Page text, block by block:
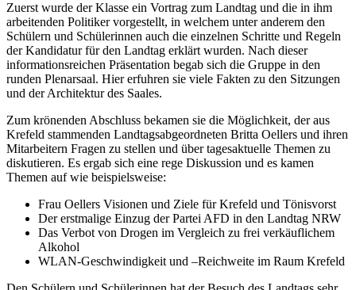
Zuerst wurde der Klasse ein Vortrag zum Landtag und die in ihm
arbeitenden Politiker vorgestellt, in welchem unter anderem den
Schülern und Schülerinnen auch die einzelnen Schritte und Regeln
der Kandidatur für den Landtag erklärt wurden. Nach dieser
informationsreichen Präsentation begab sich die Gruppe in den
runden Plenarsaal. Hier erfuhren sie viele Fakten zu den Sitzungen
und der Architektur des Saales.
Zum krönenden Abschluss bekamen sie die Möglichkeit, der aus
Krefeld stammenden Landtagsabgeordneten Britta Oellers und ihren
Mitarbeitern Fragen zu stellen und über tagesaktuelle Themen zu
diskutieren. Es ergab sich eine rege Diskussion und es kamen
Themen auf wie beispielsweise:
Frau Oellers Visionen und Ziele für Krefeld und Tönisvorst
Der erstmalige Einzug der Partei AFD in den Landtag NRW
Das Verbot von Drogen im Vergleich zu frei verkäuflichem
Alkohol
WLAN-Geschwindigkeit und –Reichweite im Raum Krefeld